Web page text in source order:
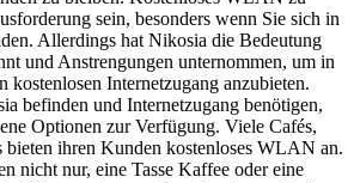
sein, besonders wenn Sie sich in
Allerdings hat Nikosia die Bedeutung
und Anstrengungen unternommen, um in
kostenlosen Internetzugang anzubieten.
befinden und Internetzugang benötigen,
Optionen zur Verfügung. Viele Cafés,
bieten ihren Kunden kostenloses WLAN an.
nicht nur, eine Tasse Kaffee oder eine